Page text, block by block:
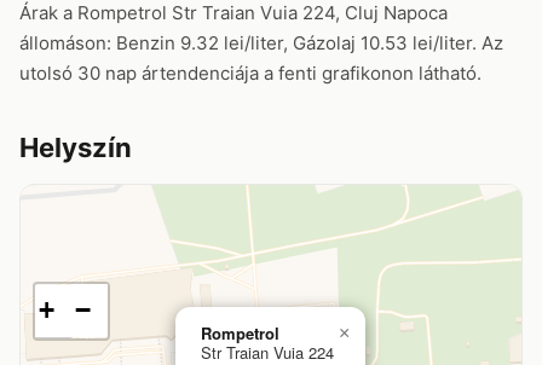
Árak a Rompetrol Str Traian Vuia 224, Cluj Napoca
állomáson: Benzin 9.32 lei/liter, Gázolaj 10.53 lei/liter. Az
utolsó 30 nap ártendenciája a fenti grafikonon látható.
Helyszín
Rompetrol
Str Traian Vuia 224
×
+ −